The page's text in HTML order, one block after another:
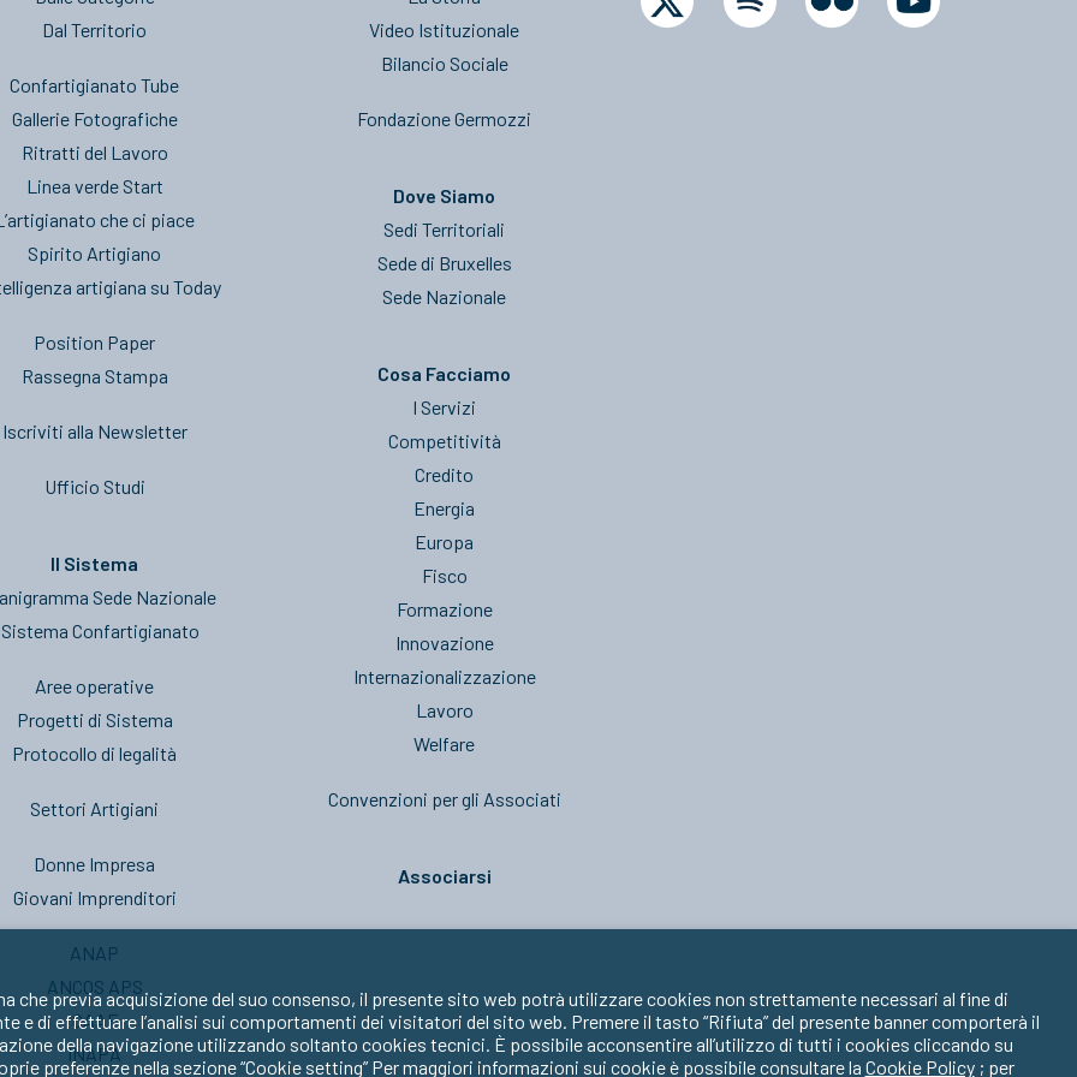
Dal Territorio
Confartigianato Tube
Gallerie Fotografiche
Ritratti del Lavoro
Linea verde Start
che ci piace
Spirito Artigiano
artigiana su Today
Position Paper
Rassegna Stampa
Iscriviti alla Newsletter
Ufficio Studi
Il Sistema
Sede Nazionale
Confartigianato
Aree operative
Progetti di Sistema
Protocollo di legalità
Settori Artigiani
Donne Impresa
Giovani Imprenditori
ANAP
ANCOS APS
CAAF
INAPA
Video Istituzionale
Bilancio Sociale
Fondazione Germozzi
Dove Siamo
Sedi Territoriali
Sede di Bruxelles
Sede Nazionale
Cosa Facciamo
I Servizi
Competitività
Credito
Energia
Europa
Fisco
Formazione
Innovazione
Internazionalizzazione
Lavoro
Welfare
Convenzioni per gli Associati
Associarsi
che previa acquisizione del suo consenso, il presente sito web potrà utilizzare cookies non strettamente necessari al fine di
e di effettuare l’analisi sui comportamenti dei visitatori del sito web. Premere il tasto “Rifiuta” del presente banner comporterà il
della navigazione utilizzando soltanto cookies tecnici. È possibile acconsentire all’utilizzo di tutti i cookies cliccando su
preferenze nella sezione “Cookie setting” Per maggiori informazioni sui cookie è possibile consultare la Cookie Policy; per